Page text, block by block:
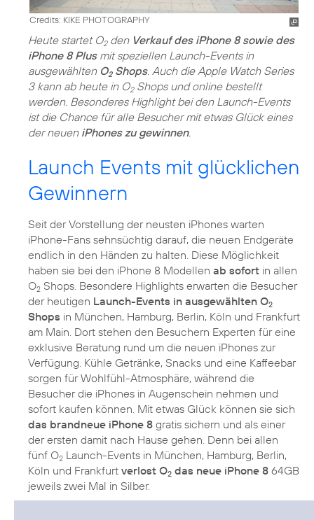
Credits: KIKE PHOTOGRAPHY
Heute startet O2den Verkauf des iPhone 8 sowie des
iPhone 8 Plusmit speziellen Launch-Events in
ausgewählten O2Shops. Auch die Apple Watch Series
3 kann ab heute in O2Shops und online bestellt
werden. Besonderes Highlight bei den Launch-Events
ist die Chance für alle Besucher mit etwas Glück eines
der neuen iPhones zu gewinnen.
Launch Events mit glücklichen
Gewinnern
Seit der Vorstellung der neusten iPhones warten
iPhone-Fans sehnsüchtig darauf, die neuen Endgeräte
endlich in den Händen zu halten. Diese Möglichkeit
haben sie bei den iPhone 8 Modellen ab sofort in allen
O2 Shops. Besondere Highlights erwarten die Besucher
der heutigen Launch-Events in ausgewählten O2
Shops in München, Hamburg, Berlin, Köln und Frankfurt
am Main. Dort stehen den Besuchern Experten für eine
exklusive Beratung rund um die neuen iPhones zur
Verfügung. Kühle Getränke, Snacks und eine Kaffeebar
sorgen für Wohlfühl-Atmosphäre, während die
Besucher die iPhones in Augenschein nehmen und
sofort kaufen können. Mit etwas Glück können sie sich
das brandneue iPhone 8 gratis sichern und als einer
der ersten damit nach Hause gehen. Denn bei allen
fünf O2 Launch-Events in München, Hamburg, Berlin,
Köln und Frankfurt verlost O2 das neue iPhone 8 64GB
jeweils zwei Mal in Silber.